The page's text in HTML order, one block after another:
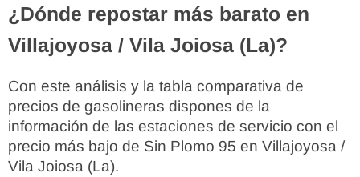
¿Dónde repostar más barato en
Villajoyosa / Vila Joiosa (La)?
Con este análisis y la tabla comparativa de
precios de gasolineras dispones de la
información de las estaciones de servicio con el
precio más bajo de Sin Plomo 95 en Villajoyosa /
Vila Joiosa (La).